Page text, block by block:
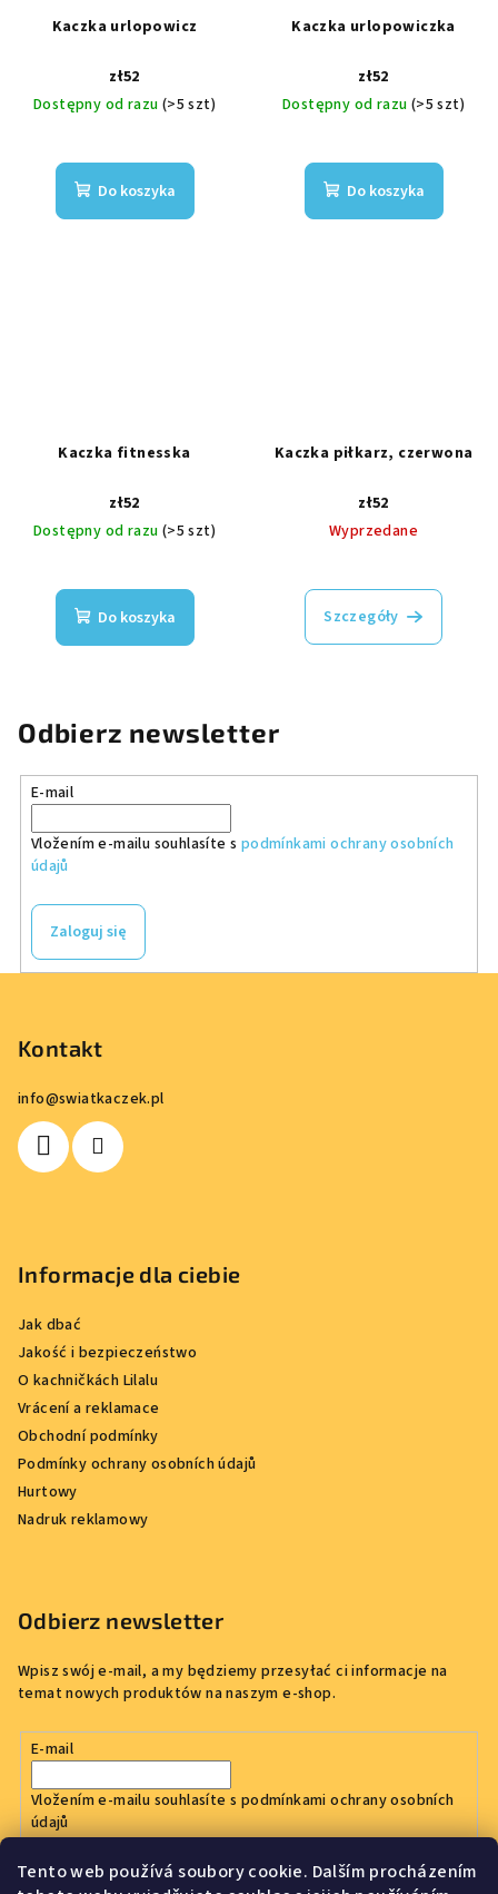
Tento web používá soubory cookie. Dalším procházením
Kaczka urlopowicz
zł52
Dostępny od razu (>5 szt)
Do koszyka
Kaczka urlopowiczka
zł52
Dostępny od razu (>5 szt)
Do koszyka
Kaczka fitnesska
zł52
Dostępny od razu (>5 szt)
Do koszyka
Kaczka piłkarz, czerwona
zł52
Wyprzedane
Szczegóły
Odbierz newsletter
E-mail
Vložením e-mailu souhlasíte s podmínkami ochrany osobních
údajů
Zaloguj się
Kontakt
info@swiatkaczek.pl
Informacje dla ciebie
Jak dbać
Jakość i bezpieczeństwo
O kachničkách Lilalu
Vrácení a reklamace
Obchodní podmínky
Podmínky ochrany osobních údajů
Hurtowy
Nadruk reklamowy
Odbierz newsletter
Wpisz swój e-mail, a my będziemy przesyłać ci informacje na
temat nowych produktów na naszym e-shop.
E-mail
Vložením e-mailu souhlasíte s podmínkami ochrany osobních
údajů
Zaloguj się